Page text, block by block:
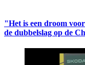
"Het is een droom
de dubbelslag op de